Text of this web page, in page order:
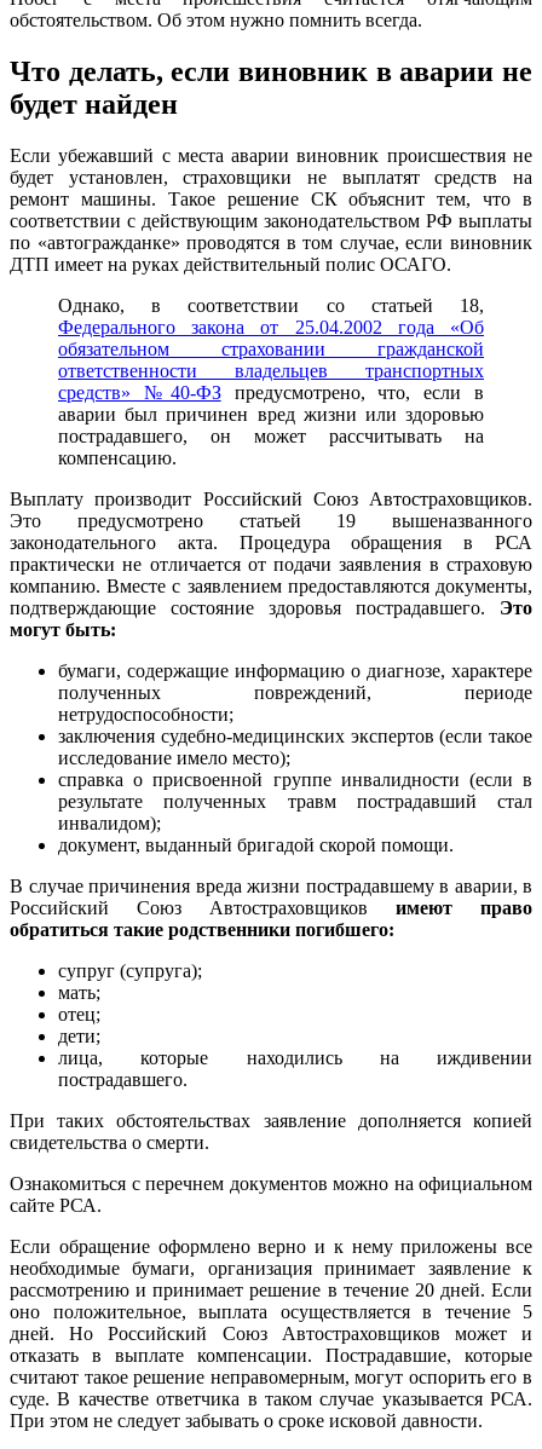
обстоятельством. Об этом нужно помнить всегда.
Что делать, если виновник в аварии не
будет найден
Если убежавший с места аварии виновник происшествия не
будет установлен, страховщики не выплатят средств на
ремонт машины. Такое решение СК объяснит тем, что в
соответствии с действующим законодательством РФ выплаты
по «автогражданке» проводятся в том случае, если виновник
ДТП имеет на руках действительный полис ОСАГО.
Однако, в соответствии со статьей 18,
Федерального закона от 25.04.2002 года «Об
обязательном страховании гражданской
ответственности владельцев транспортных
средств» №40-ФЗпредусмотрено, что, если в
аварии был причинен вред жизни или здоровью
пострадавшего, он может рассчитывать на
компенсацию.
Выплату производит Российский Союз Автостраховщиков.
Это предусмотрено статьей 19 вышеназванного
законодательного акта. Процедура обращения в РСА
практически не отличается от подачи заявления в страховую
компанию. Вместе с заявлением предоставляются документы,
подтверждающие состояние здоровья пострадавшего. Это
могут быть:
бумаги, содержащие информацию о диагнозе, характере
полученных повреждений, периоде
нетрудоспособности;
заключения судебно-медицинских экспертов (если такое
исследование имело место);
справка о присвоенной группе инвалидности (если в
результате полученных травм пострадавший стал
инвалидом);
документ, выданный бригадой скорой помощи.
В случае причинения вреда жизни пострадавшему в аварии, в
Российский Союз Автостраховщиков имеют право
обратиться такие родственники погибшего:
супруг (супруга);
мать;
отец;
дети;
лица, которые находились на иждивении
пострадавшего.
При таких обстоятельствах заявление дополняется копией
свидетельства о смерти.
Ознакомиться с перечнем документов можно на официальном
сайте РСА.
Если обращение оформлено верно и к нему приложены все
необходимые бумаги, организация принимает заявление к
рассмотрению и принимает решение в течение 20 дней. Если
оно положительное, выплата осуществляется в течение 5
дней. Но Российский Союз Автостраховщиков может и
отказать в выплате компенсации. Пострадавшие, которые
считают такое решение неправомерным, могут оспорить его в
суде. В качестве ответчика в таком случае указывается РСА.
При этом не следует забывать о сроке исковой давности.